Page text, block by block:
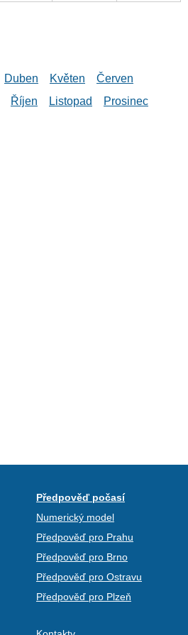
Duben Květen
Červen
Říjen Listopad Prosinec
Předpověď počasí
Numerický model
Předpověď pro Prahu
Předpověď pro Brno
Předpověď pro Ostravu
Předpověď pro Plzeň